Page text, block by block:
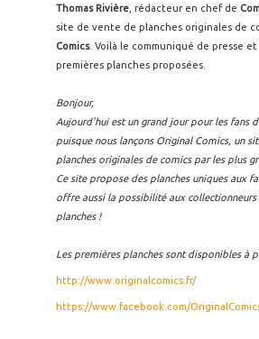
Thomas Rivière , rédacteur en chef de
site de vente de planches originales de
Comics. Voilà le communiqué de presse
premières planches proposées.
Bonjour,
Aujourd'hui est un grand jour pour les fans
puisque nous lançons Original Comics, un
planches originales de comics par les plus
Ce site propose des planches uniques aux
offre aussi la possibilité aux collectionneurs
planches !
Les premières planches sont disponibles à
http://www.originalcomics.fr/
https://www.facebook.com/